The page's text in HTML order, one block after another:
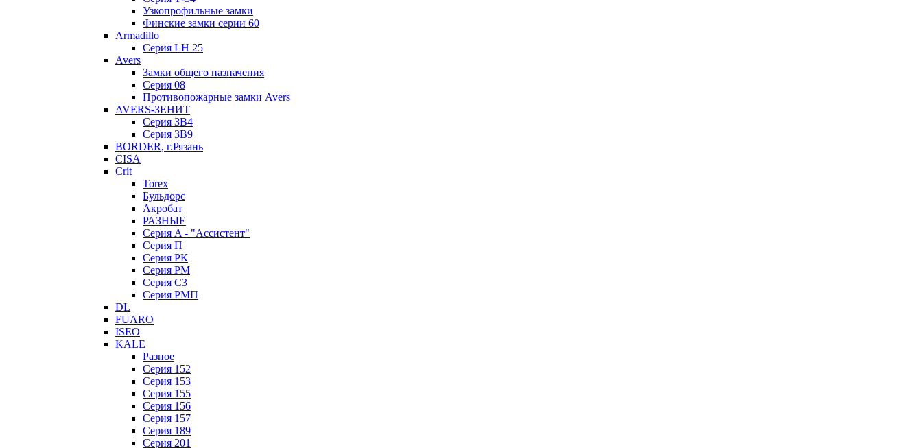
Узкопрофильные замки
Финские замки серии 60
Armadillo
Серия LH 25
Avers
Замки общего назначения
Серия 08
Противопожарные замки Avers
AVERS-ЗЕНИТ
Серия ЗВ4
Серия ЗВ9
BORDER, г.Рязань
CISA
Crit
Torex
Бульдорс
Акробат
РАЗНЫЕ
Серия A - "Ассистент"
Серия П
Серия РК
Серия РМ
Серия С3
Серия РМП
DL
FUARO
ISEO
KALE
Разное
Серия 152
Серия 153
Серия 155
Серия 156
Серия 157
Серия 189
Серия 201